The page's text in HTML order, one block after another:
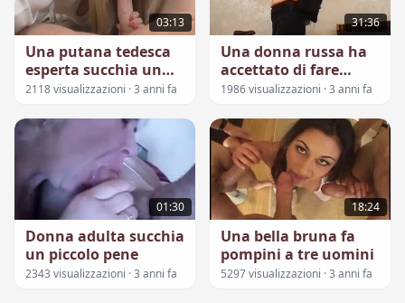
03:13
Una putana tedesca
esperta succhia un
cazzo grasso
2118 visualizzazioni · 3 anni fa
31:36
Una donna russa ha
accettato di fare
sesso per soldi
1986 visualizzazioni · 3 anni fa
01:30
Donna adulta succhia
un piccolo pene
2343 visualizzazioni · 3 anni fa
18:24
Una bella bruna fa
pompini a tre uomini
5297 visualizzazioni · 3 anni fa